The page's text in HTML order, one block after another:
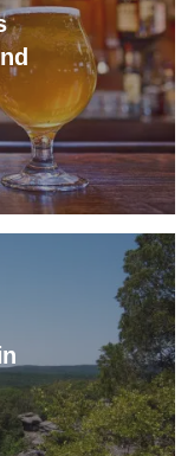
Sie mehr über Gibt